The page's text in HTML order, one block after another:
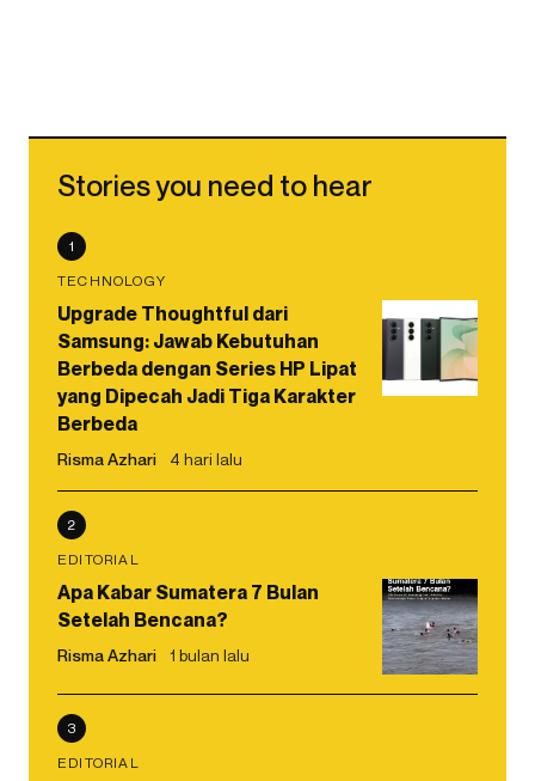
Stories you need to hear
1
TECHNOLOGY
Upgrade Thoughtful dari
Samsung: Jawab Kebutuhan
Berbeda dengan Series HP Lipat
yang Dipecah Jadi Tiga Karakter
Berbeda
Risma Azhari 4 hari lalu
2
EDITORIAL
Apa Kabar Sumatera 7 Bulan
Setelah Bencana?
Risma Azhari 1 bulan lalu
3
EDITORIAL